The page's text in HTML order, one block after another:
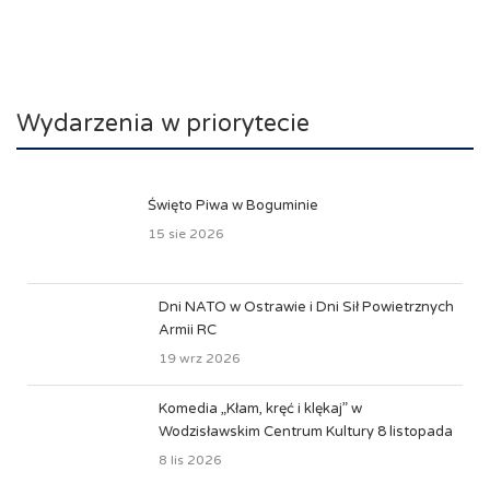
Wydarzenia w priorytecie
Święto Piwa w Boguminie
15 sie 2026
Dni NATO w Ostrawie i Dni Sił Powietrznych
Armii RC
19 wrz 2026
Komedia „Kłam, kręć i klękaj” w
Wodzisławskim Centrum Kultury 8 listopada
8 lis 2026